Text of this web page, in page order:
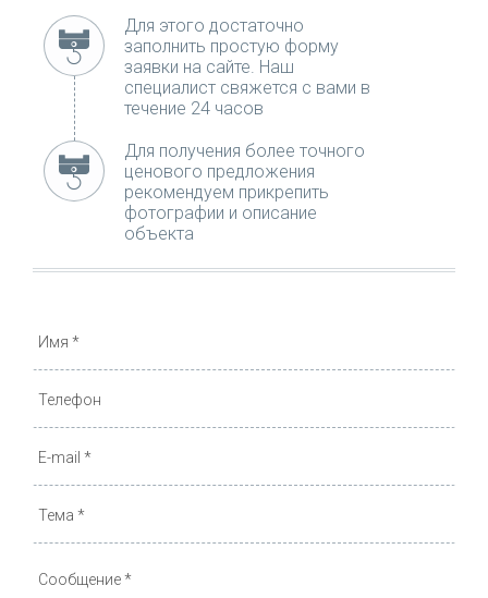
Для этого достаточно
заполнить простую форму
заявки на сайте. Наш
специалист свяжется с вами в
течение 24 часов
Для получения более точного
ценового предложения
рекомендуем прикрепить
фотографии и описание
объекта